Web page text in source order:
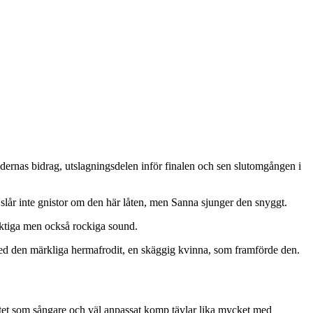
bidrag, utslagningsdelen inför finalen och sen slutomgången i
inte gnistor om den här låten, men Sanna sjunger den snyggt.
men också rockiga sound.
den märkliga hermafrodit, en skäggig kvinna, som framförde den.
som sångare och väl anpassat komp tävlar lika mycket med